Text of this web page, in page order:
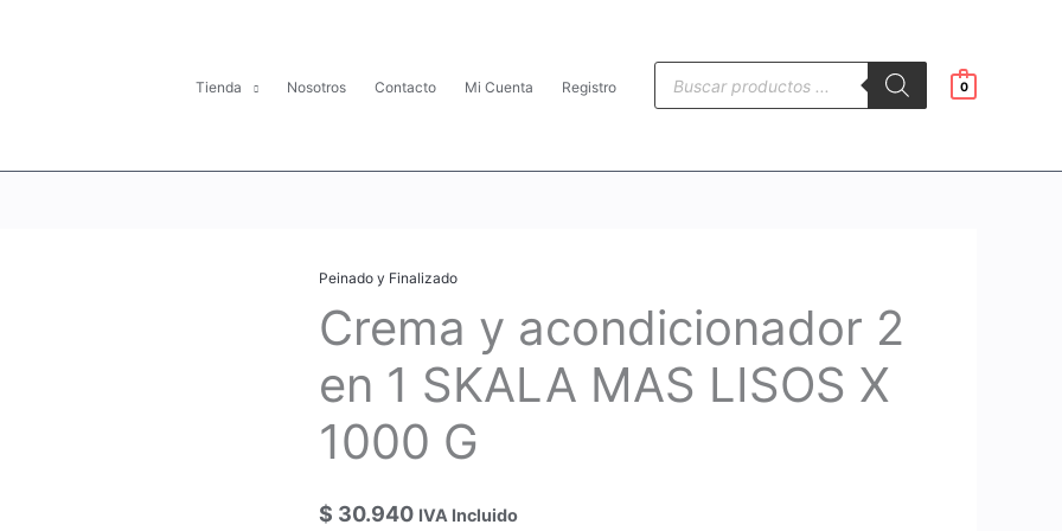
Tienda
Nosotros Contacto Mi Cuenta Registro
Búsqueda
productos
0
Peinado y Finalizado
Crema y acondicionador 2
en 1 SKALA MAS LISOS X
1000 G
$ 30.940 IVA Incluido
Crema
acondicionador
en
SKALA
X